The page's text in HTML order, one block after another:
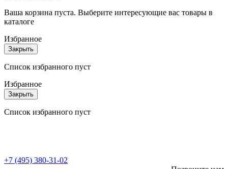
Ваша корзина пуста. Выберите интересующие вас товары в
каталоге
Избранное
Закрыть
Список избранного пуст
Избранное
Закрыть
Список избранного пуст
+7 (495) 380-31-02